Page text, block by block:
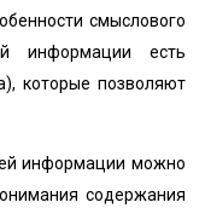
смыслового
информации есть
которые позволяют
информации можно
содержания